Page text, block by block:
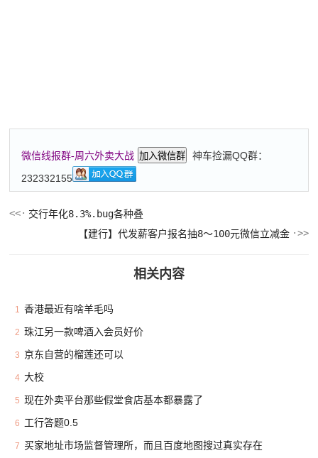
微信线报群-周六外卖大战 加入微信群
神车捡漏QQ群：
232332155
交行年化8.3%.bug各种叠
【建行】代发薪客户报名抽8～100元微信立减金
相关内容
1 香港最近有啥羊毛吗
2 珠江另一款啤酒入会员好价
3 京东自营的榴莲还可以
4 大校
5 现在外卖平台那些假堂食店基本都暴露了
6 工行答题0.5
7 买家地址市场监督管理所，而且百度地图搜过真实存在